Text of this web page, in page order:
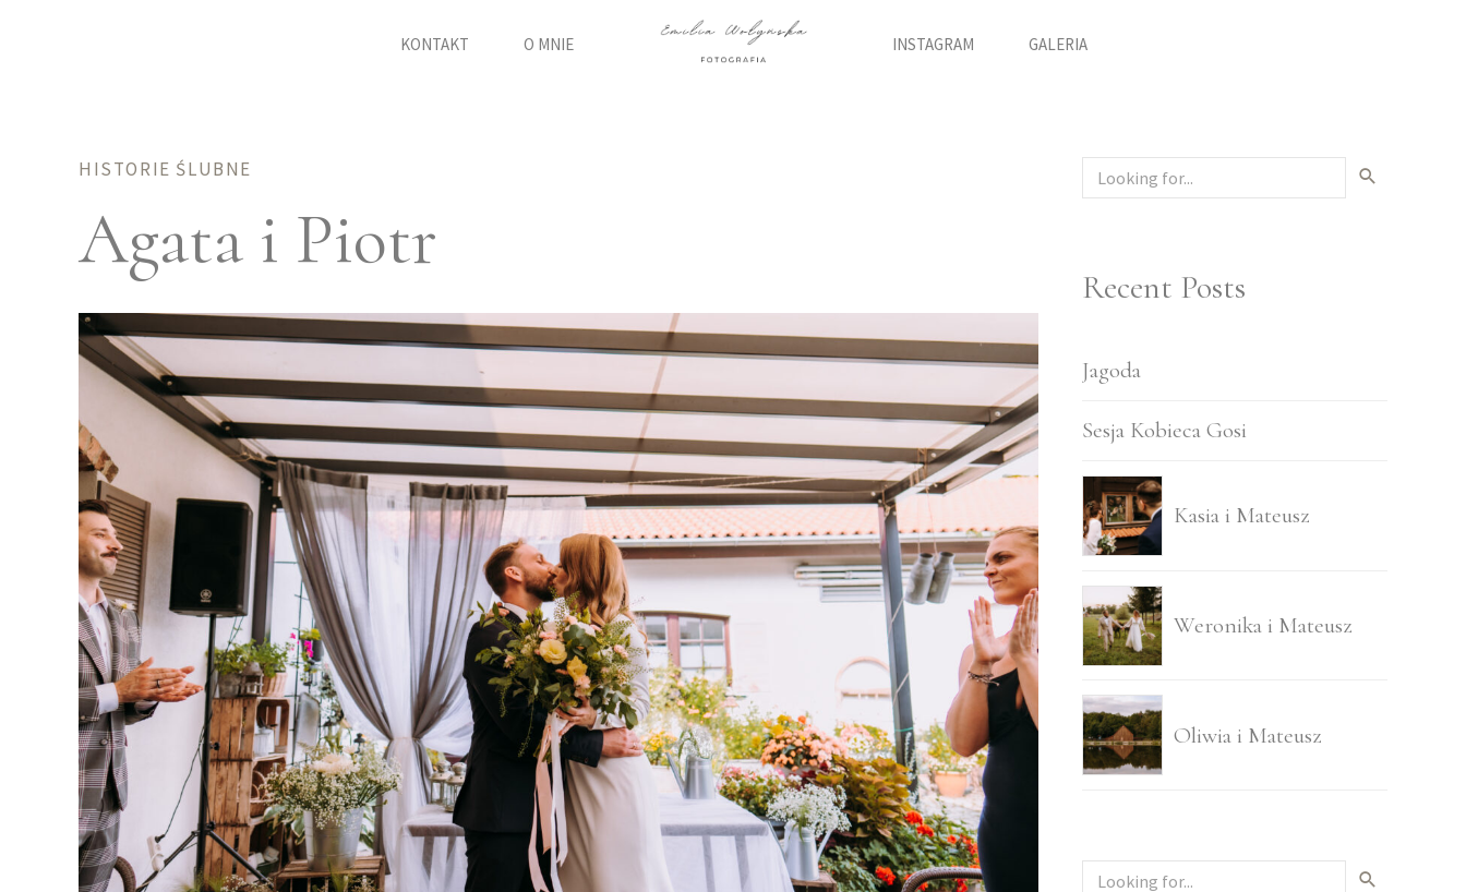
KONTAKT O MNIE INSTAGRAM GALERIA
HISTORIE ŚLUBNE
Agata i Piotr
Recent Posts
Jagoda
Sesja Kobieca Gosi
Kasia i Mateusz
Weronika i Mateusz
Oliwia i Mateusz